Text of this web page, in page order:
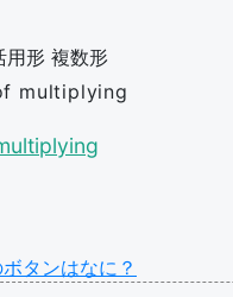
用形 複数形
multiplying
タンはなに？